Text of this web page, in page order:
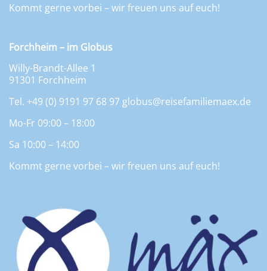
Kommt gerne vorbei – wir freuen uns auf euch!
Forchheim – im Globus
Willy-Brandt-Allee 1
91301 Forchheim
Tel. +49 (0) 9191 97 68 97 globus@reisefamiliemaex.de
Mo-Fr 09:00 – 18:00
Sa 10:00 – 14:00
Kommt gerne vorbei – wir freuen uns auf euch!